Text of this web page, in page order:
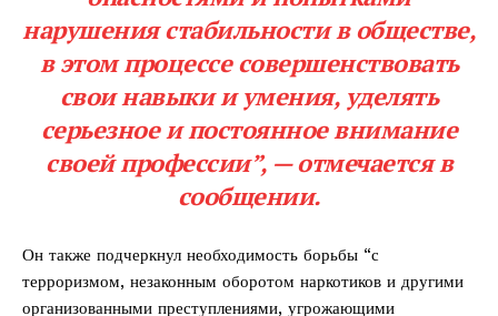
нарушения стабильности в обществе,
в этом процессе совершенствовать
свои навыки и умения, уделять
серьезное и постоянное внимание
своей профессии”, — отмечается в
сообщении.
Он также подчеркнул необходимость борьбы “с
терроризмом, незаконным оборотом наркотиков и другими
организованными преступлениями, угрожающими